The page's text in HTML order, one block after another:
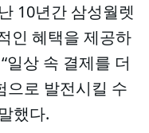
10년간 삼성월렛
인 혜택을 제공하
일상 속 결제를 더
으로 발전시킬 수
했다.